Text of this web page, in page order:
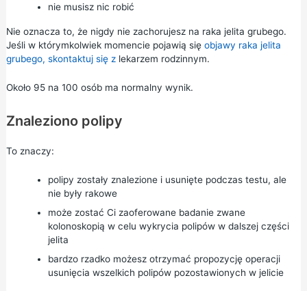
nie musisz nic robić
Nie oznacza to, że nigdy nie zachorujesz na raka jelita grubego.
Jeśli w którymkolwiek momencie pojawią się objawy raka jelita
grubego, skontaktuj się zlekarzem rodzinnym.
Około 95 na 100 osób ma normalny wynik.
Znaleziono polipy
To znaczy:
polipy zostały znalezione i usunięte podczas testu, ale
nie były rakowe
może zostać Ci zaoferowane badanie zwane
kolonoskopią w celu wykrycia polipów w dalszej części
jelita
bardzo rzadko możesz otrzymać propozycję operacji
usunięcia wszelkich polipów pozostawionych w jelicie